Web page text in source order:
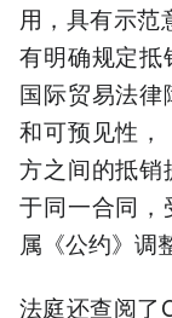
用，具有示范
有明确规定
国际贸易法
和可预见性，
方之间的抵销
于同一合同，
属《公约》调
法庭还查阅了